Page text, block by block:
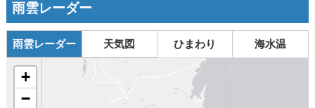
雨雲レーダー
雨雲レーダー 天気図 ひまわり 海水温
+
−